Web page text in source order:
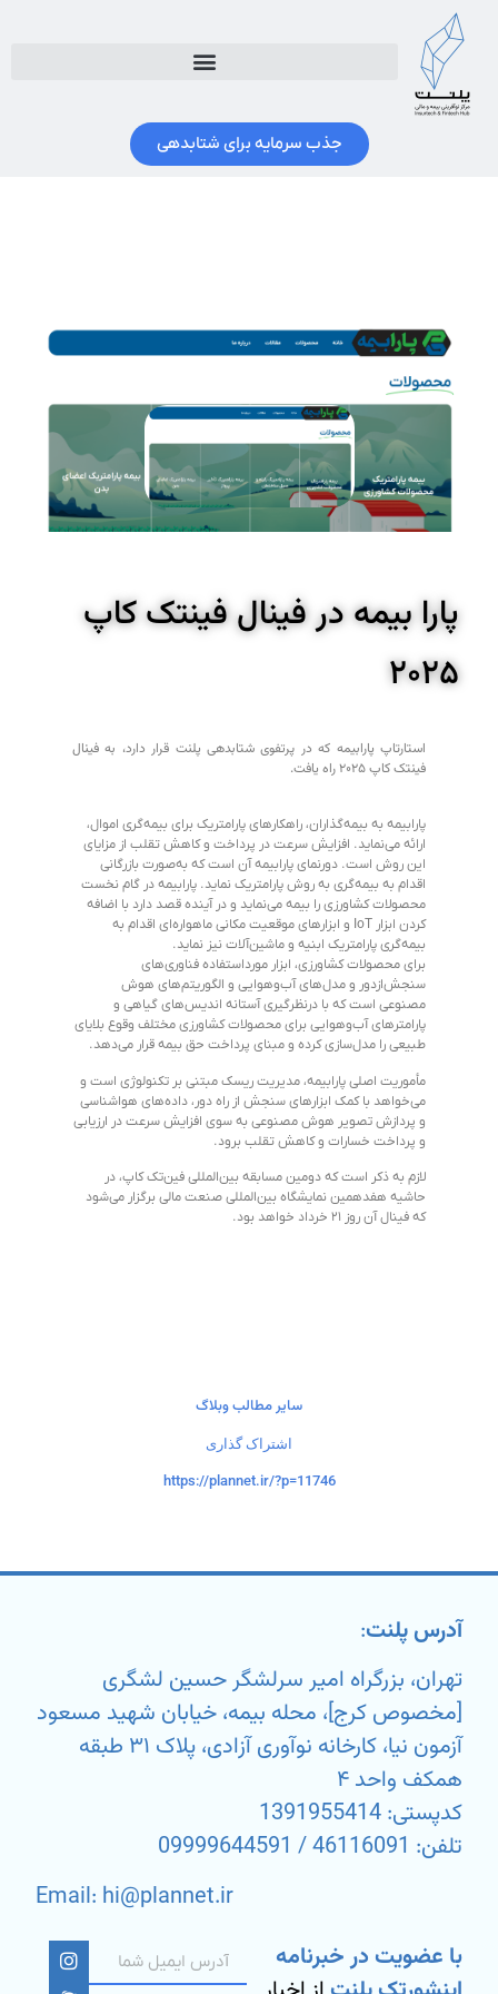
جذب سرمایه برای شتابدهی
پارا بیمه در فینال فینتک‌ کاپ
۲۰۲۵
استارتاپ پارابیمه که در پرتفوی شتابدهی پلنت قرار دارد، به فینال
فینتک کاپ ۲۰۲۵ راه یافت.
پارابیمه به بیمه‌گذاران، راهکارهای پارامتریک برای بیمه‌گری اموال،
ارائه می‌نماید. افزایش سرعت در پرداخت و کاهش تقلب از مزایای
این روش است. دورنمای پارابیمه آن است که به‌صورت بازرگانی
اقدام به بیمه‌گری به روش پارامتریک نماید. پارابیمه در گام نخست
محصولات کشاورزی را بیمه می‌نماید و در آینده قصد دارد با اضافه
کردن ابزار IoT و ابزارهای موقعیت مکانی ماهواره‌ای اقدام به
بیمه‌گری پارامتریک ابنیه و ماشین‌آلات نیز نماید.
برای محصولات کشاورزی، ابزار مورداستفاده فناوری‌های
سنجش‌ازدور و مدل‌های آب‌وهوایی و الگوریتم‌های هوش
مصنوعی است که با درنظرگیری آستانه اندیس‌های گیاهی و
پارامترهای آب‌وهوایی برای محصولات کشاورزی مختلف وقوع بلایای
طبیعی را مدل‌سازی کرده و مبنای پرداخت حق بیمه قرار می‌دهد.
مأموریت اصلی پارابیمه، مدیریت ریسک مبتنی بر تکنولوژی است و
می‌خواهد با کمک ابزار‌های سنجش از راه دور، داده‌های هواشناسی
و پردازش تصویر هوش مصنوعی به سوی افزایش سرعت در ارزیابی
و پرداخت خسارات و کاهش تقلب برود.
لازم به ذکر است که دومین مسابقه بین‌المللی فین‌تک کاپ، در
حاشیه هفدهمین نمایشگاه بین‌المللی صنعت مالی برگزار می‌شود
که فینال آن روز ۲۱ خرداد خواهد بود.
سایر مطالب وبلاگ
اشتراک گذاری
https://plannet.ir/?p=11746
آدرس پلنت:
تهران، بزرگراه امیر سرلشگر حسین لشگری
[مخصوص کرج]، محله بیمه، خیابان شهید مسعود
آزمون نیا، کارخانه نوآوری آزادی، پلاک ۳۱ طبقه
همکف واحد ۴
کدپستی: 1391955414
تلفن: 46116091 / 09999644591
Email: hi@plannet.ir
با عضویت در خبرنامه